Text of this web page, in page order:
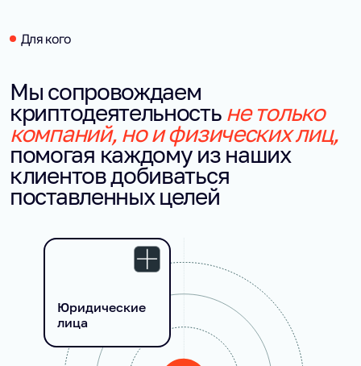
Для кого
Мы сопровождаем
криптодеятельность не только
компаний, но и физических лиц,
помогая каждому из наших
клиентов добиваться
поставленных целей
Юридические
лица